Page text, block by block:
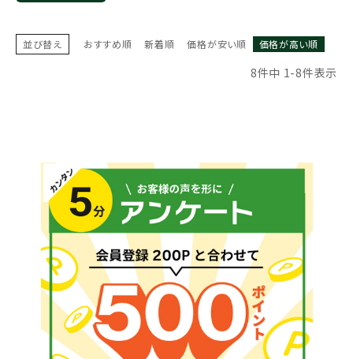
並び替え おすすめ順 新着順 価格が安い順 価格が高い順
8件中 1-8件表示